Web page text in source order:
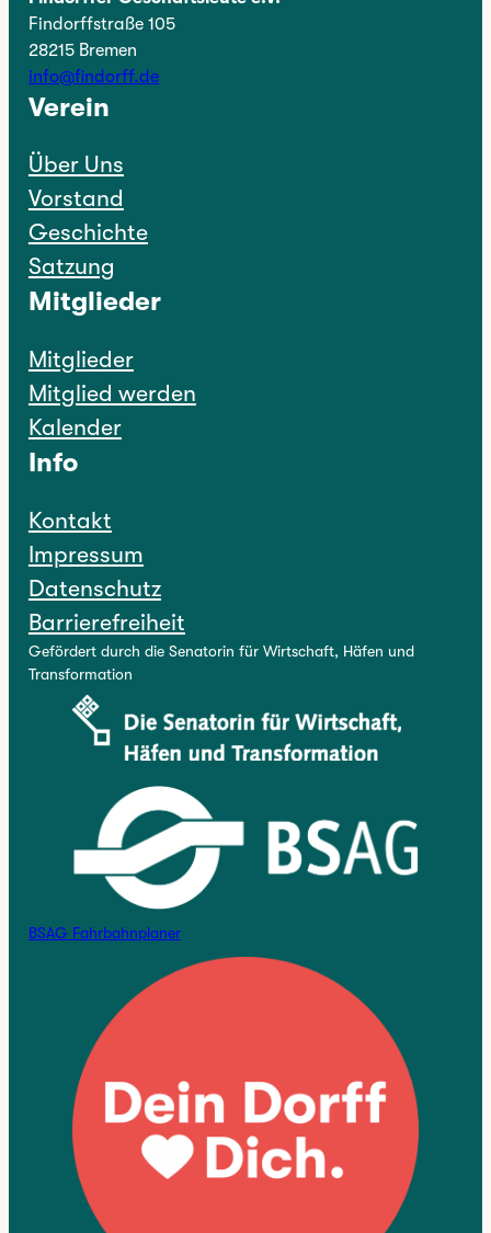
Findorffstraße 105
28215 Bremen
info@findorff.de
Verein
Über Uns
Vorstand
Geschichte
Satzung
Mitglieder
Mitglieder
Mitglied werden
Kalender
Info
Kontakt
Impressum
Datenschutz
Barrierefreiheit
Gefördert durch die Senatorin für Wirtschaft, Häfen und
Transformation
BSAG Fahrbahnplaner